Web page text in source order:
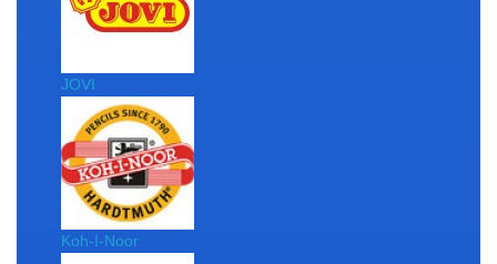
JOVI
Koh-I-Noor